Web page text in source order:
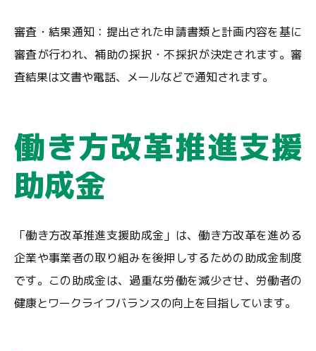
審査・結果通知：提出された申請書類と計画内容を基に
審査が行われ、補助の採択・不採択が決定されます。審
査結果は文書や電話、メールなどで通知されます。
働き方改革推進支援
助成金
「働き方改革推進支援助成金」は、働き方改革を進める
企業や事業者の取り組みを後押しするための助成金制度
です。この助成金は、過重な労働を減少させ、労働者の
健康とワークライフバランスの向上を目指しています。